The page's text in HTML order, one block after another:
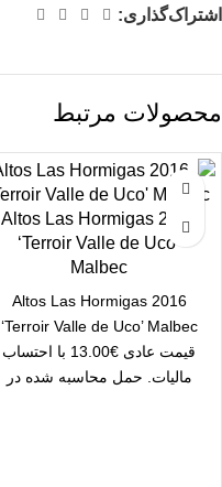
اشتراک‌گذاری:
محصولات مرتبط
2016 Altos Las Hormigas
‘Terroir Valle de Uco’
Malbec
2016 Altos Las Hormigas
‘Terroir Valle de Uco’ Malbec
قیمت عادی €13.00 با احتساب
مالیات. حمل محاسبه شده در